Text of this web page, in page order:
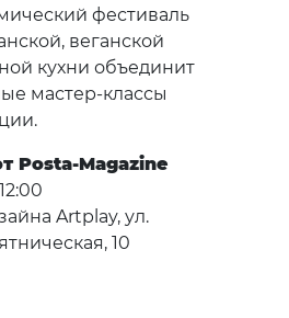
фестиваль
веганской
кухни объединит
мастер-классы
Posta-Magazine
Artplay, ул.
10